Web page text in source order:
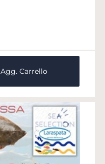
Agg. Carrello